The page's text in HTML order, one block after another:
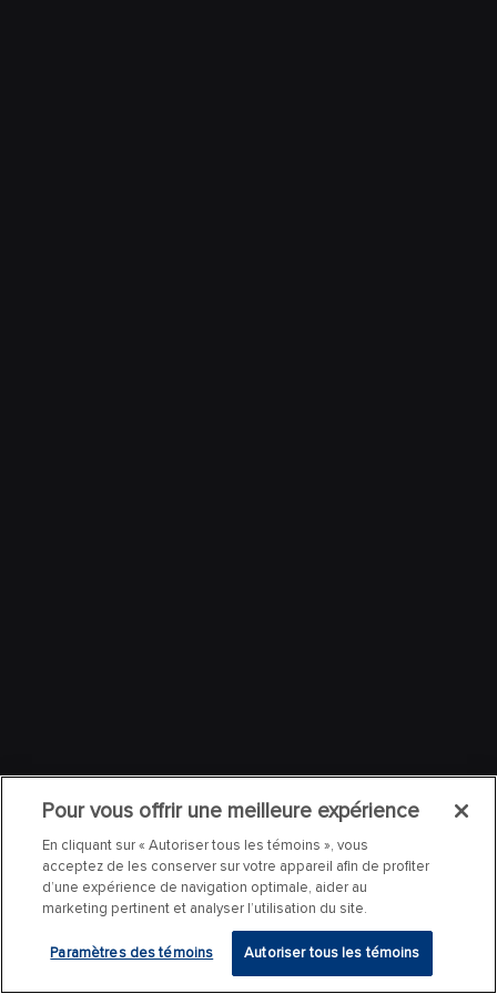
Pour vous offrir une meilleure expérience
En cliquant sur « Autoriser tous les témoins », vous
acceptez de les conserver sur votre appareil afin de profiter
d’une expérience de navigation optimale, aider au
marketing pertinent et analyser l’utilisation du site.
Paramètres des témoins Autoriser tous les témoins